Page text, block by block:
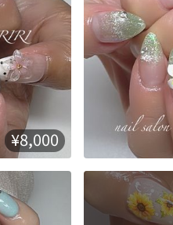
¥8,000